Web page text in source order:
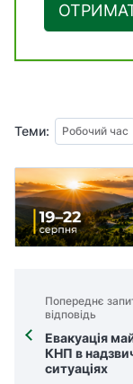
Теми: Робочий час
Попереднє
відповідь
Евакуація
КНП в
ситуаціях